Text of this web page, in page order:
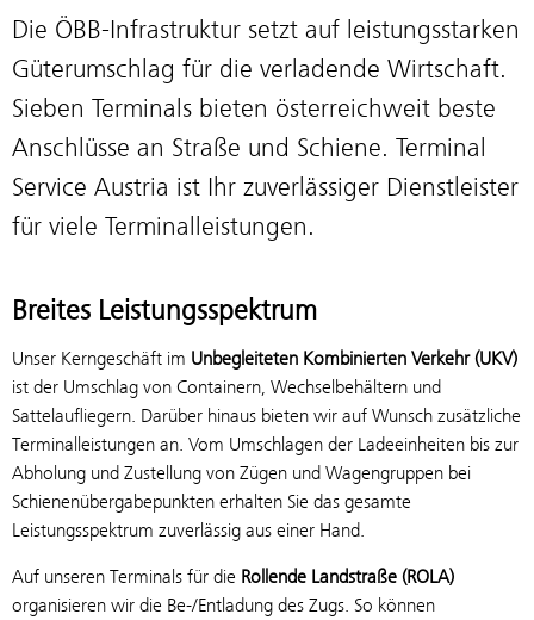
Die ÖBB-Infrastruktur setzt auf leistungsstarken
Güterumschlag für die verladende Wirtschaft.
Sieben Terminals bieten österreichweit beste
Anschlüsse an Straße und Schiene. Terminal
Service Austria ist Ihr zuverlässiger Dienstleister
für viele Terminalleistungen.
Breites Leistungsspektrum
Unser Kerngeschäft im Unbegleiteten Kombinierten Verkehr (UKV)
ist der Umschlag von Containern, Wechselbehältern und
Sattelaufliegern. Darüber hinaus bieten wir auf Wunsch zusätzliche
Terminalleistungen an. Vom Umschlagen der Ladeeinheiten bis zur
Abholung und Zustellung von Zügen und Wagengruppen bei
Schienenübergabepunkten erhalten Sie das gesamte
Leistungsspektrum zuverlässig aus einer Hand.
Auf unseren Terminals für die Rollende Landstraße (ROLA)
organisieren wir die Be-/Entladung des Zugs. So können